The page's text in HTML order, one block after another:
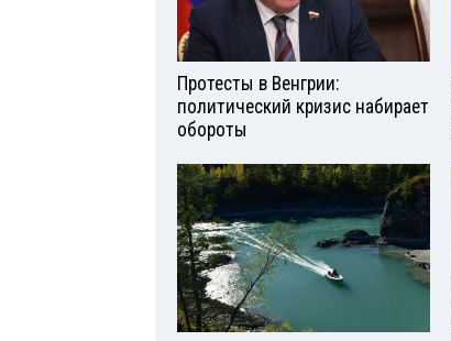
Протесты в Венгрии:
политический кризис набирает
обороты